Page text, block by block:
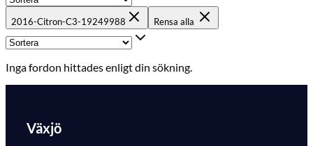
2016-Citron-C3-19249988 Rensa alla
Inga fordon hittades enligt din sökning.
Växjö